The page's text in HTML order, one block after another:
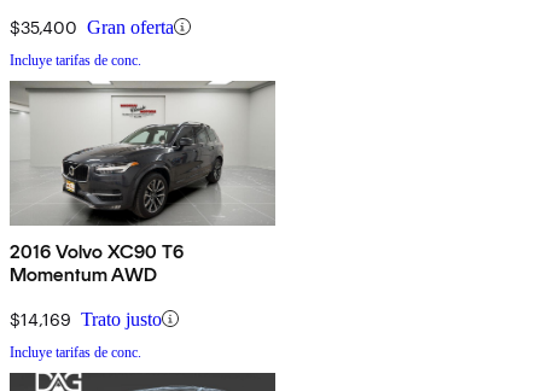
$35,400 Gran oferta
Incluye tarifas de conc.
2016 Volvo XC90 T6
Momentum AWD
$14,169 Trato justo
Incluye tarifas de conc.